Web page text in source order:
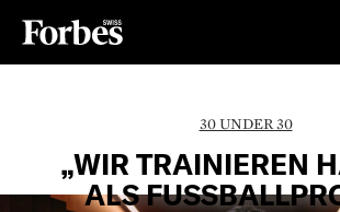
30 UNDER 30
„WIR TRAINIEREN
ALS